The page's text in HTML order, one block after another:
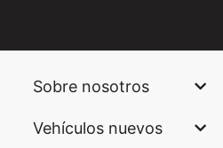
Sobre nosotros
Vehículos nuevos